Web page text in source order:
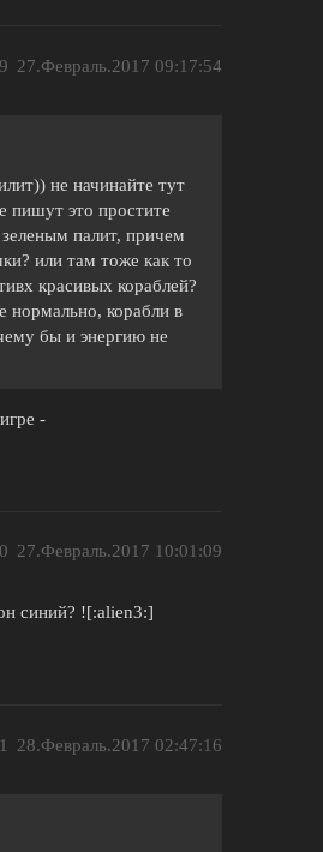
27.Февраль.2017 09:17:54
9
не начинайте тут
пишут это простите
палит, причем
или там тоже как то
красивых кораблей?
нормально, корабли в
бы и энергию не
-
27.Февраль.2017 10:01:09
синий? ![:alien3:]
28.Февраль.2017 02:47:16